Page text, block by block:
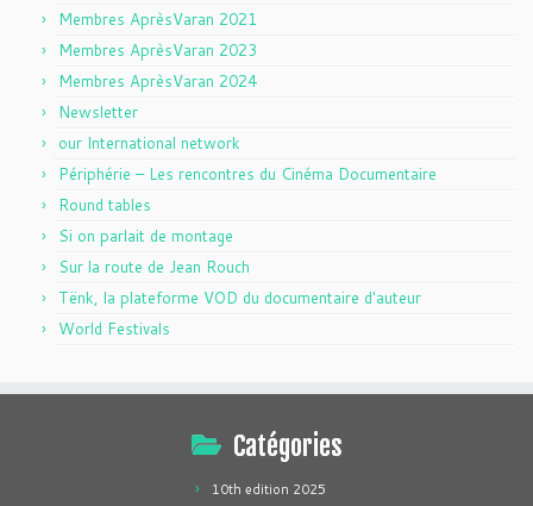
Membres AprèsVaran 2021
Membres AprèsVaran 2023
Membres AprèsVaran 2024
Newsletter
our International network
Périphérie – Les rencontres du Cinéma Documentaire
Round tables
Si on parlait de montage
Sur la route de Jean Rouch
Tënk, la plateforme VOD du documentaire d'auteur
World Festivals
Catégories
10th edition 2025